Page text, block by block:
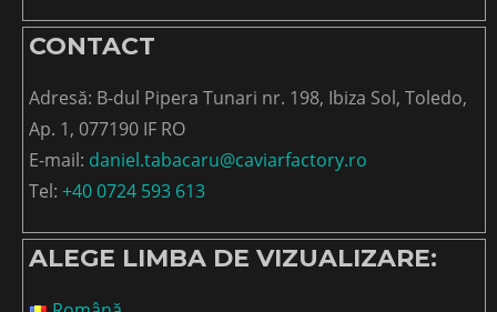
CONTACT
Adresă: B-dul Pipera Tunari nr. 198, Ibiza Sol, Toledo,
Ap. 1, 077190 IF RO
E-mail: daniel.tabacaru@caviarfactory.ro
Tel: +40 0724 593 613
ALEGE LIMBA DE VIZUALIZARE: